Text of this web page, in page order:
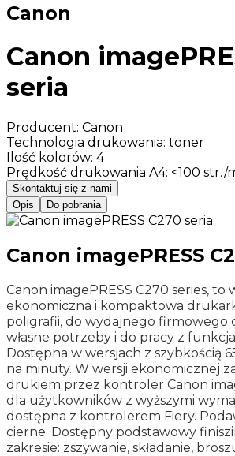
Canon
Canon
seria
Producent: Canon
Technologia drukowania: toner
Ilość kolorów: 4
Prędkość drukowania A4: <100 str./
Skontaktuj się z nami
Opis
Do pobrania
Canon imagePRESS
Canon imagePRESS C270 series, to
ekonomiczna i kompaktowa
poligrafii, do wydajnego firmowego
własne potrzeby i do pracy z
Dostępna w wersjach z szybkością
na minuty. W wersji ekonomicznej
drukiem przez kontroler Canon
dla użytkowników z wyższymi
dostępna z kontrolerem Fiery.
cierne. Dostępny podstawowy
zakresie: zszywanie, składanie,